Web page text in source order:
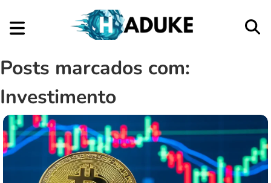
Posts marcados com:
Investimento